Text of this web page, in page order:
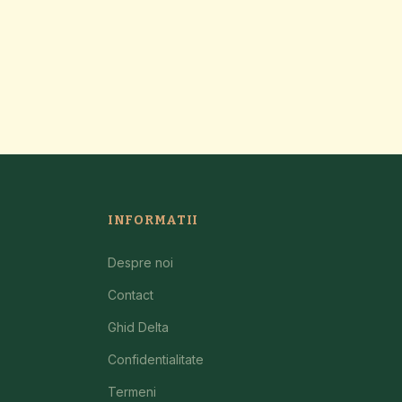
INFORMATII
Despre noi
Contact
Ghid Delta
Confidentialitate
Termeni